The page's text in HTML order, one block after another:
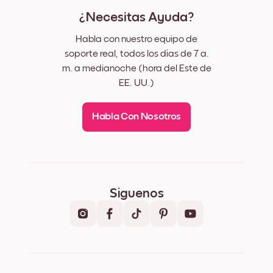
¿Necesitas Ayuda?
Habla con nuestro equipo de
soporte real, todos los días de 7 a.
m. a medianoche (hora del Este de
EE. UU.)
Habla Con Nosotros
Síguenos